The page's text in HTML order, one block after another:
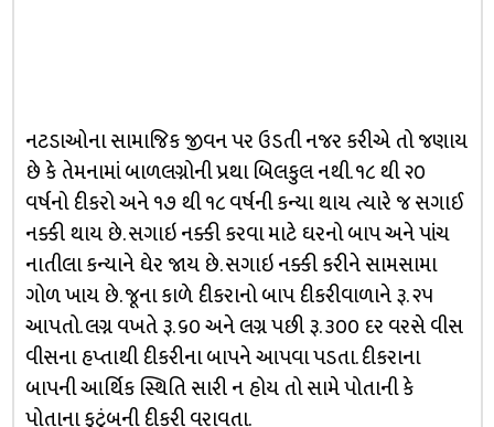
નટડાઓના સામાજિક જીવન પર ઉડતી નજર કરીએ તો જણાય
છે કે તેમનામાં બાળલગ્નોની પ્રથા બિલકુલ નથી. ૧૮ થી ૨૦
વર્ષનો દીકરો અને ૧૭ થી ૧૮ વર્ષની કન્યા થાય ત્યારે જ સગાઈ
નક્કી થાય છે. સગાઇ નક્કી કરવા માટે ઘરનો બાપ અને પાંચ
નાતીલા કન્યાને ઘેર જાય છે. સગાઇ નક્કી કરીને સામસામા
ગોળ ખાય છે. જૂના કાળે દીકરાનો બાપ દીકરીવાળાને રૂ. ૨૫
આપતો. લગ્ન વખતે રૂ. ૬૦ અને લગ્ન પછી રૂ. ૩૦૦ દર વરસે વીસ
વીસના હપ્તાથી દીકરીના બાપને આપવા પડતા. દીકરાના
બાપની આર્થિક સ્થિતિ સારી ન હોય તો સામે પોતાની કે
પોતાના કુટુંબની દીકરી વરાવતા.